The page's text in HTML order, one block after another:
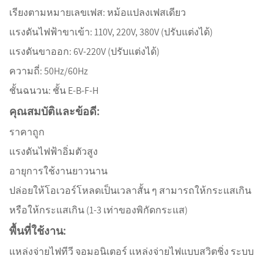
เรียงตามหมายเลขเฟส: หม้อแปลงเฟสเดียว
แรงดันไฟฟ้าขาเข้า: 110V, 220V, 380V (ปรับแต่งได้)
แรงดันขาออก: 6V-220V (ปรับแต่งได้)
ความถี่: 50Hz/60Hz
ชั้นฉนวน: ชั้น E-B-F-H
คุณสมบัติและข้อดี:
ราคาถูก
แรงดันไฟฟ้าอิ่มตัวสูง
อายุการใช้งานยาวนาน
ปล่อยให้โอเวอร์โหลดเป็นเวลาสั้น ๆ สามารถให้กระแสเกิน
หรือให้กระแสเกิน (1-3 เท่าของพิกัดกระแส)
พื้นที่ใช้งาน:
แหล่งจ่ายไฟทีวี จอมอนิเตอร์ แหล่งจ่ายไฟแบบสวิตชิ่ง ระบบ